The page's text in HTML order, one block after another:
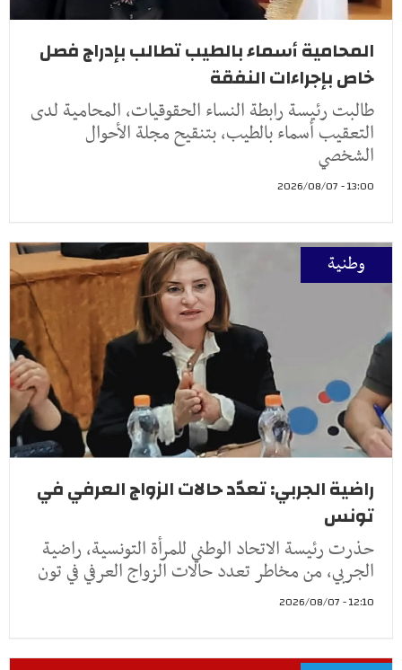
المحامية أسماء بالطيب تطالب بإدراج فصل
خاص بإجراءات النفقة
طالبت رئيسة رابطة النساء الحقوقيات، المحامية لدى
التعقيب أسماء بالطيب، بتنقيح مجلة الأحوال
الشخصي
13:00 - 2026/08/07
وطنية
راضية الجربي: تعدّد حالات الزواج العرفي في
تونس
حذرت رئيسة الاتحاد الوطني للمرأة التونسية، راضية
الجربي، من مخاطر تعدد حالات الزواج العرفي في تون
12:10 - 2026/08/07